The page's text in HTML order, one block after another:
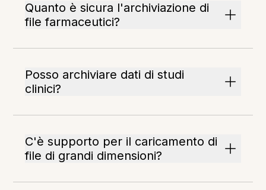
Quanto è sicura l'archiviazione di
file farmaceutici?
Posso archiviare dati di studi
clinici?
C'è supporto per il caricamento di
file di grandi dimensioni?